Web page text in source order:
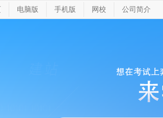
电脑版 手机版 网校 公司简介